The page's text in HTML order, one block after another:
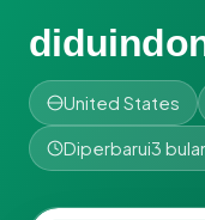
United States
Diperbarui3